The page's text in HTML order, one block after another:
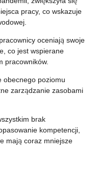
pracy, co wskazuje
oceniają swoje
co jest wspierane
pracowników.
obecnego poziomu
zarządzanie zasobami
brak
kompetencji,
mają coraz mniejsze